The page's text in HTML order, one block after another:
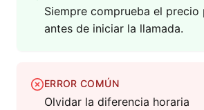
Siempre comprueba el precio
antes de iniciar la llamada.
ERROR COMÚN
Olvidar la diferencia horaria